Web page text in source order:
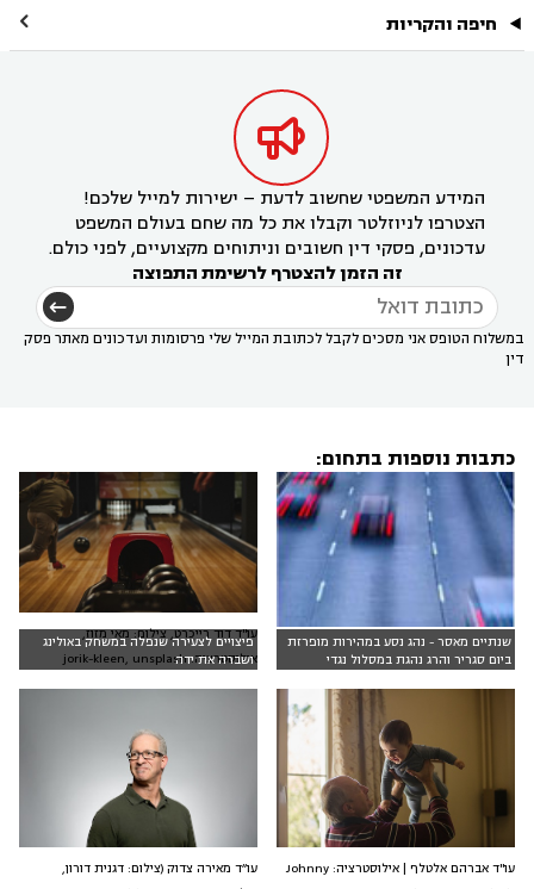
חיפה והקריות 

המידע המשפטי שחשוב לדעת – ישירות למייל שלכם!
הצטרפו לניוזלטר וקבלו את כל מה שחם בעולם המשפט
עדכונים, פסקי דין חשובים וניתוחים מקצועיים, לפני כולם.
זה הזמן להצטרף לרשימת התפוצה
במשלוח הטופס אני מסכים לקבל לכתובת המייל שלי פרסומות ועדכונים מאתר פסק
דין
כתבות נוספות בתחום:
שנתיים מאסר - נהג נסע במהירות מופרזת
ביום סגריר והרג נהגת במסלול נגדי
פיצויים לצעירה שנפלה במשחק באולינג
ושברה את ידה
עו"ד דוד רייכרט, צילום: מאי מזוז,
אילוסטרציה: jorik-kleen, unsplash
עו"ד אברהם אלטלף | אילוסטרציה: Johnny
עו״ד מאירה צדוק (צילום: דגנית דורון,